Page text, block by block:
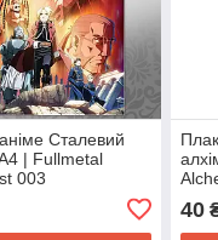
Сталевий
А4 | Fullmetal
003
40